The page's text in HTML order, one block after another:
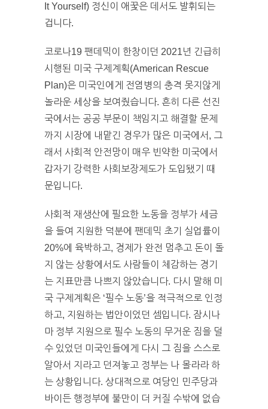
It Yourself) 정신이 애꿎은 데서도 발휘되는
겁니다.
코로나19 팬데믹이 한창이던 2021년 긴급히
시행된 미국 구제계획(American Rescue
Plan)은 미국인에게 전염병의 충격 못지않게
놀라운 세상을 보여줬습니다. 흔히 다른 선진
국에서는 공공 부문이 책임지고 해결할 문제
까지 시장에 내맡긴 경우가 많은 미국에서, 그
래서 사회적 안전망이 매우 빈약한 미국에서
갑자기 강력한 사회보장제도가 도입됐기 때
문입니다.
사회적 재생산에 필요한 노동을 정부가 세금
을 들여 지원한 덕분에 팬데믹 초기 실업률이
20%에 육박하고, 경제가 완전 멈추고 돈이 돌
지 않는 상황에서도 사람들이 체감하는 경기
는 지표만큼 나쁘지 않았습니다. 다시 말해 미
국 구제계획은 ‘필수 노동’을 적극적으로 인정
하고, 지원하는 법안이었던 셈입니다. 잠시나
마 정부 지원으로 필수 노동의 무거운 짐을 덜
수 있었던 미국인들에게 다시 그 짐을 스스로
알아서 지라고 던져놓고 정부는 나 몰라라 하
는 상황입니다. 상대적으로 여당인 민주당과
바이든 행정부에 불만이 더 커질 수밖에 없습